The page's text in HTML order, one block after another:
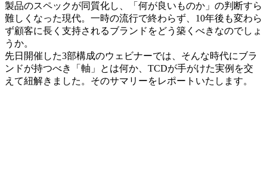
製品のスペックが同質化し、「何が良いものか」の判断すら
難しくなった現代。一時の流行で終わらず、10年後も変わら
ず顧客に長く支持されるブランドをどう築くべきなのでしょ
うか。
先日開催した3部構成のウェビナーでは、そんな時代にブラ
ンドが持つべき「軸」とは何か、TCDが手がけた実例を交
えて紐解きました。そのサマリーをレポートいたします。